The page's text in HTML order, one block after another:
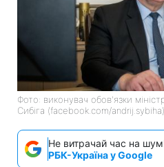
Фото: виконувач обов'язки
Сибіга (facebook.com/andrij.sybiha)
Не витрачай час на
РБК-Україна у Google